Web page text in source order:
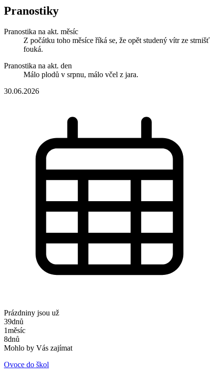
Pranostiky
Pranostika na akt. měsíc
Z počátku toho měsíce říká se, že opět studený vítr ze strnišť
fouká.
Pranostika na akt. den
Málo plodů v srpnu, málo včel z jara.
30.06.2026
Prázdniny jsou už
39dnů
1měsíc
8dnů
Mohlo by Vás zajímat
Ovoce do škol